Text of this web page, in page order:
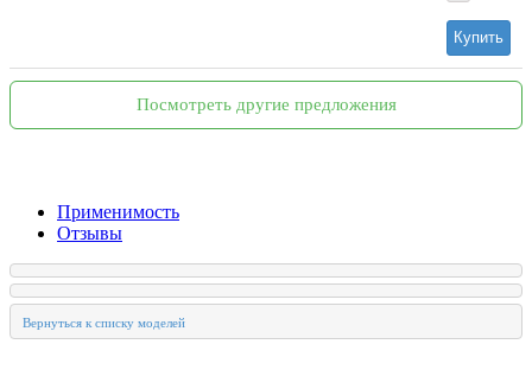
Купить
Посмотреть другие предложения
Применимость
Отзывы